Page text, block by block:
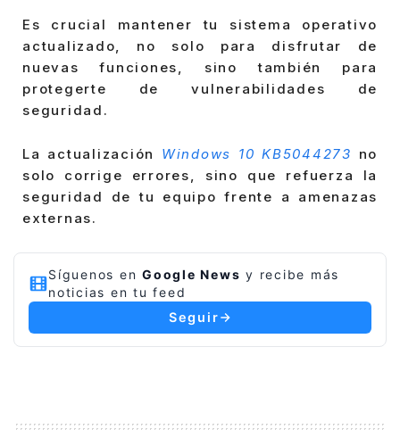
Es crucial mantener tu sistema operativo
actualizado, no solo para disfrutar de
nuevas funciones, sino también para
protegerte de vulnerabilidades de
seguridad.
La actualización Windows 10 KB5044273 no
solo corrige errores, sino que refuerza la
seguridad de tu equipo frente a amenazas
externas.
Síguenos en Google News y recibe más
noticias en tu feed
Seguir